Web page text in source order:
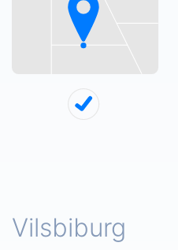
Vilsbiburg